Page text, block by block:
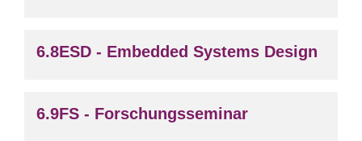
ESD - Embedded Systems Design
FS - Forschungsseminar